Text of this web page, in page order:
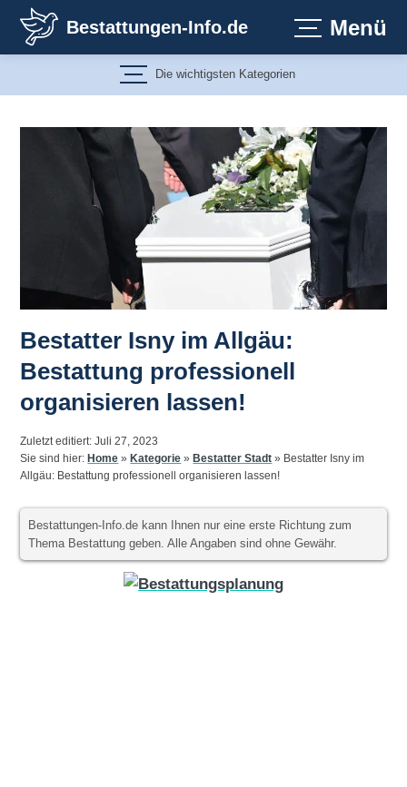
Inhalt
springen
Bestattungen-Info.de Menü
Die wichtigsten Kategorien
Bestatter Isny im Allgäu:
Bestattung professionell
organisieren lassen!
Zuletzt editiert: Juli 27, 2023
Sie sind hier: Home » Kategorie » Bestatter Stadt » Bestatter Isny im
Allgäu: Bestattung professionell organisieren lassen!
Bestattungen-Info.de kann Ihnen nur eine erste Richtung zum
Thema Bestattung geben. Alle Angaben sind ohne Gewähr.